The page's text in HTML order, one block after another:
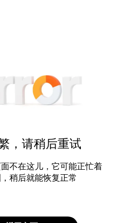
，请稍后重试
不在这儿，它可能正忙着
稍后就能恢复正常